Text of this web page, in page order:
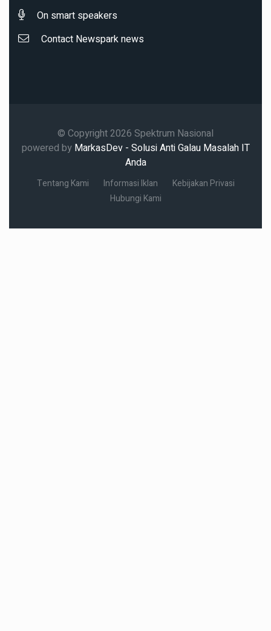
On smart speakers
Contact Newspark news
© Copyright 2026 Spektrum Nasional
powered by MarkasDev - Solusi Anti Galau Masalah IT
Anda
Tentang Kami Informasi Iklan
Kebijakan Privasi
Hubungi Kami